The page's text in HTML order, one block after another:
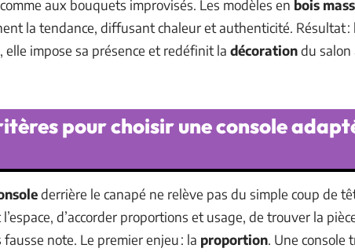
aux bouquets improvisés. Les modèles en bois
la tendance, diffusant chaleur et authenticité. Résultat :
elle impose sa présence et redéfinit la décorationdu salon
pour choisir une console
derrière le canapé ne relève pas du simple coup de
d’accorder proportions et usage, de trouver la
fausse note. Le premier enjeu : la proportion. Une console